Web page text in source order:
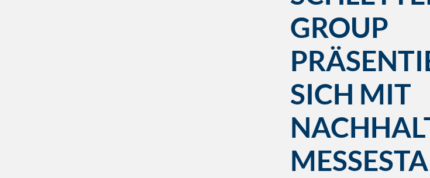
GROUP
SICH MIT